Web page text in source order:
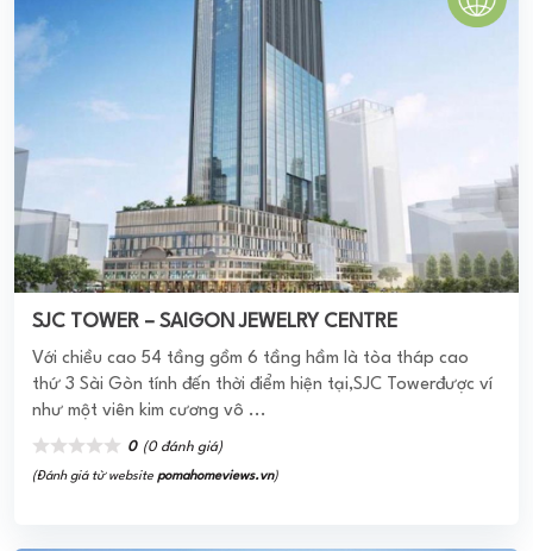
Với chiều cao 54 tầng gồm 6 tầng hầm là tòa tháp cao
thứ 3 Sài Gòn tính đến thời điểm hiện tại,SJC Towerđược ví
như một viên kim cương vô ...
pomahomeviews.vn